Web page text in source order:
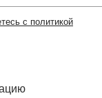
с политикой